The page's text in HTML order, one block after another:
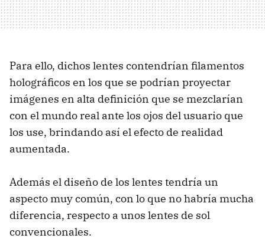
Para ello, dichos lentes contendrían filamentos
holográficos en los que se podrían proyectar
imágenes en alta definición que se mezclarían
con el mundo real ante los ojos del usuario que
los use, brindando así el efecto de realidad
aumentada.
Además el diseño de los lentes tendría un
aspecto muy común, con lo que no habría mucha
diferencia, respecto a unos lentes de sol
convencionales.